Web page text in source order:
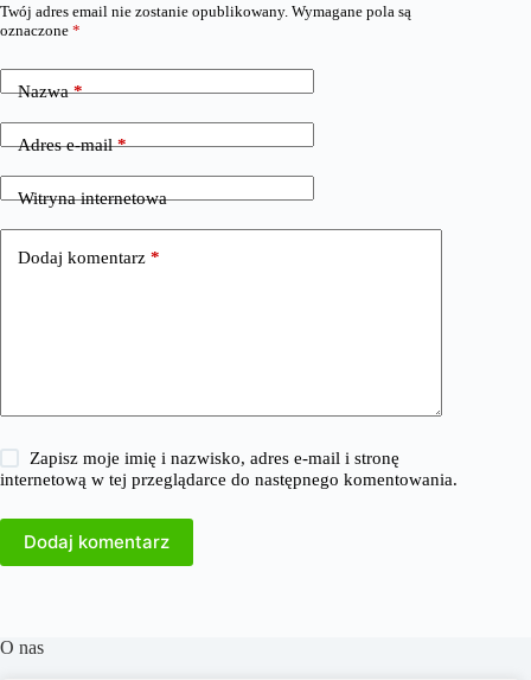
Twój adres email nie zostanie opublikowany. Wymagane pola są
oznaczone *
Nazwa*
Adres e-mail*
Witryna internetowa
Dodaj komentarz *
Zapisz moje imię i nazwisko, adres e-mail i stronę
internetową w tej przeglądarce do następnego komentowania.
Dodaj komentarz
O nas